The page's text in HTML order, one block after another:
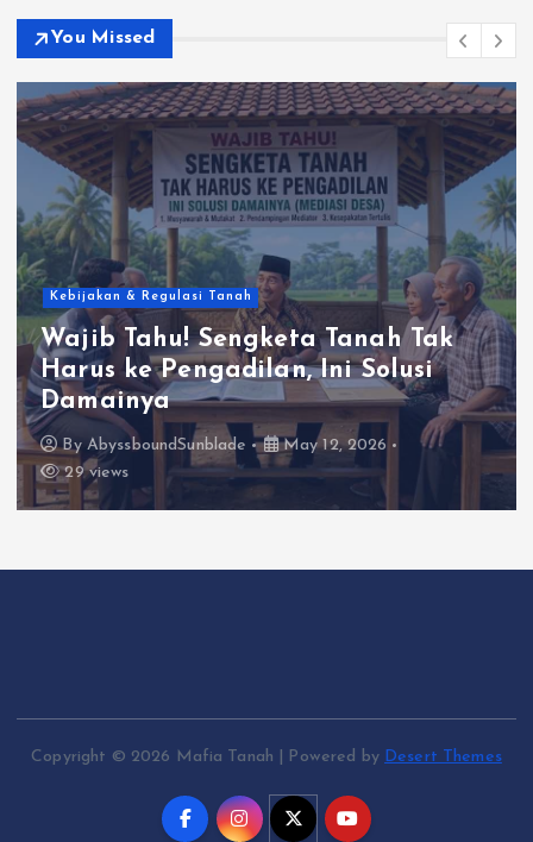
You Missed
& Regulasi Tanah
Sengketa Tanah Tak
ke Pengadilan, Ini Solusi
May 12, 2026
By
Copyright © 2026 Mafia Tanah | Powered by Desert Themes